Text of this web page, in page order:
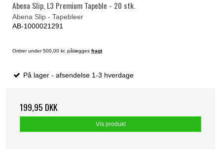
Abena Slip, L3 Premium Tapeble - 20 stk.
Abena Slip - Tapebleer
AB-1000021291
Ordrer under 500,00 kr. pålægges fragt
På lager - afsendelse 1-3 hverdage
199,95 DKK
Vis produkt